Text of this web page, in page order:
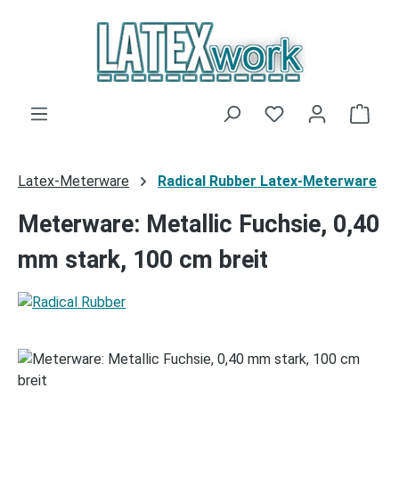
Zum Hauptinhalt springen
Du hast 0
Latex-Meterware Radical Rubber Latex-Meterware
Meterware: Metallic Fuchsie, 0,40
mm stark, 100 cm breit
Bildergalerie überspringen